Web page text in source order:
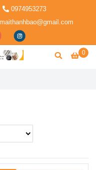
0974953273
0